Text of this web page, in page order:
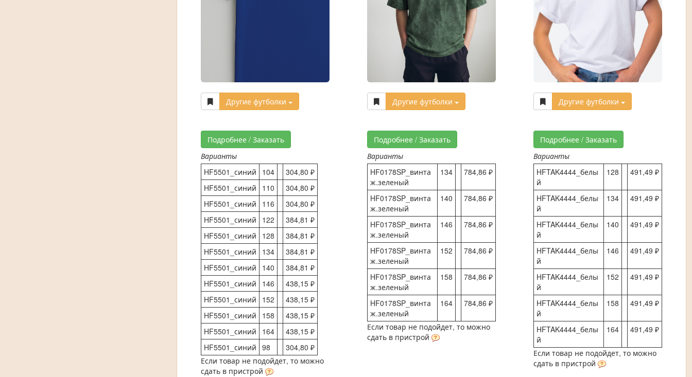
Другие футболки
Подробнее / Заказать
Варианты
HF5501_синий
104
304,80 ₽
HF5501_синий
110
304,80 ₽
HF5501_синий
116
304,80 ₽
HF5501_синий
122
384,81 ₽
HF5501_синий
128
384,81 ₽
HF5501_синий
134
384,81 ₽
HF5501_синий
140
384,81 ₽
HF5501_синий
146
438,15 ₽
HF5501_синий
152
438,15 ₽
HF5501_синий
158
438,15 ₽
HF5501_синий
164
438,15 ₽
HF5501_синий
98
304,80 ₽
Если товар не подойдет, то можно
сдать в пристрой
Другие футболки
Подробнее / Заказать
Варианты
HF0178SP_винта
ж.зеленый
134 784,86 ₽
HF0178SP_винта
ж.зеленый
140 784,86 ₽
HF0178SP_винта
ж.зеленый
146 784,86 ₽
HF0178SP_винта
ж.зеленый
152 784,86 ₽
HF0178SP_винта
ж.зеленый
158 784,86 ₽
HF0178SP_винта
ж.зеленый
164 784,86 ₽
Если товар не подойдет, то можно
сдать в пристрой
Другие футболки
Подробнее / Заказать
Варианты
HFTAK4444_белы
й
128 491,49 ₽
HFTAK4444_белы
й
134 491,49 ₽
HFTAK4444_белы
й
140 491,49 ₽
HFTAK4444_белы
й
146 491,49 ₽
HFTAK4444_белы
й
152 491,49 ₽
HFTAK4444_белы
й
158 491,49 ₽
HFTAK4444_белы
й
164 491,49 ₽
Если товар не подойдет, то можно
сдать в пристрой